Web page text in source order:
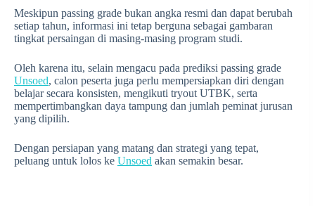
Meskipun passing grade bukan angka resmi dan dapat berubah
setiap tahun, informasi ini tetap berguna sebagai gambaran
tingkat persaingan di masing-masing program studi.
Oleh karena itu, selain mengacu pada prediksi passing grade
Unsoed, calon peserta juga perlu mempersiapkan diri dengan
belajar secara konsisten, mengikuti tryout UTBK, serta
mempertimbangkan daya tampung dan jumlah peminat jurusan
yang dipilih.
Dengan persiapan yang matang dan strategi yang tepat,
peluang untuk lolos ke Unsoed akan semakin besar.